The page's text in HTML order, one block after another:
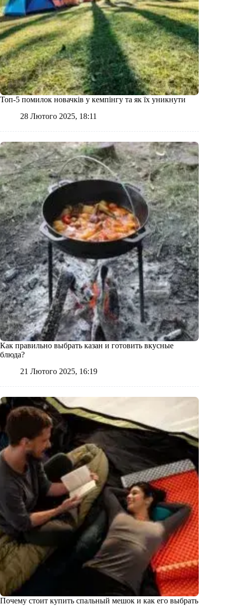
Топ-5 помилок новачків у кемпінгу та як їх уникнути
28 Лютого 2025, 18:11
Как правильно выбрать казан и готовить вкусные
блюда?
21 Лютого 2025, 16:19
Почему стоит купить спальный мешок и как его выбрать